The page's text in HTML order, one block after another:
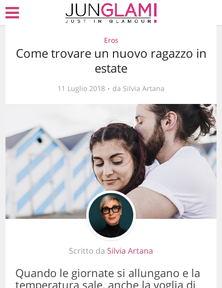
Eros
Come trovare un nuovo ragazzo in
estate
11 Luglio 2018 da Silvia Artana
Scritto da Silvia Artana
Quando le giornate si allungano e la
temperatura sale, anche la voglia di